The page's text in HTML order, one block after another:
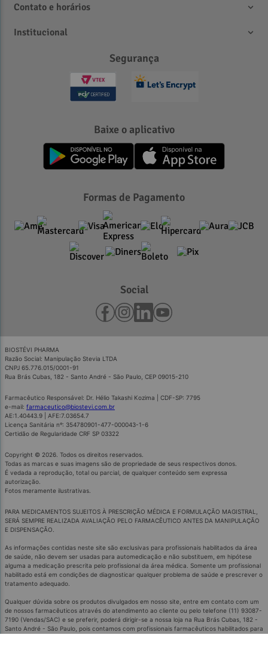
Contato e horários
Institucional
Segurança
Baixe o aplicativo
Formas de Pagamento
Social
BIOSTÉVI PHARMA
Razão Social: Manipulação Stevia LTDA
CNPJ 65.776.015/0001-91
Rua Brás Cubas, 182 - Santo André - São Paulo, CEP 09015-210
Farmacêutico Responsável: Dr. Hélio Takashi Kozima | CDF-SP: 7795
e-mail: farmaceutico@biostevi.com.br
AE:1.40443.9 | AFE:7.03654.7
Licença Sanitária nº: 354780901-477-000043-1-6
Certidão de Regularidade CRF SP 03322
Copyright © 2026. Todos os direitos reservados.
Todas as marcas e suas imagens são de propriedade de seus respectivos donos.
É vedada a reprodução, total ou parcial, de qualquer conteúdo sem expressa
autorização.
Fotos meramente ilustrativas.
PARA MEDICAMENTOS SUJEITOS À PRESCRIÇÃO MÉDICA E FORMULAÇÃO MAGISTRAL,
SERÁ SEMPRE REALIZADA AVALIAÇÃO PELO FARMACÊUTICO ANTES DA MANIPULAÇÃO
E DISPENSAÇÃO.
As informações contidas neste site são exclusivas para profissionais habilitados da área
de saúde, não devem ser usadas para automedicação e não substituem, em hipótese
alguma a medicação prescrita pelo profissional da área médica. Somente um profissional
habilitado está em condições de diagnosticar qualquer problema de saúde e prescrever o
tratamento adequado.
Qualquer dúvida sobre os produtos divulgados em nosso site, entre em contato com um
de nossos farmacêuticos através do atendimento ao cliente ou pelo telefone (11) 93087-
7190 (Vendas/SAC) e se preferir, poderá dirigir-se a nossa loja na Rua Brás Cubas, 182 -
Santo André - São Paulo, pois contamos com profissionais farmacêuticos habilitados para